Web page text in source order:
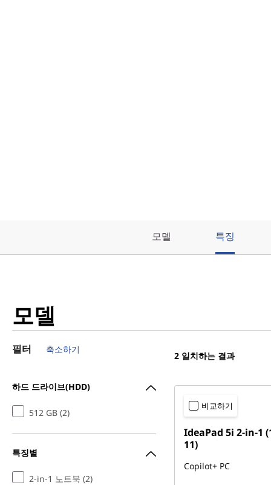
모델 특징
모델
필터 축소하기
하드 드라이브(HDD)
512 GB (2)
특징별
2-in-1 노트북 (2)
2 일치하는 결과
비교하기
IdeaPad 5i 2-in-1
11)
Copilot+ PC